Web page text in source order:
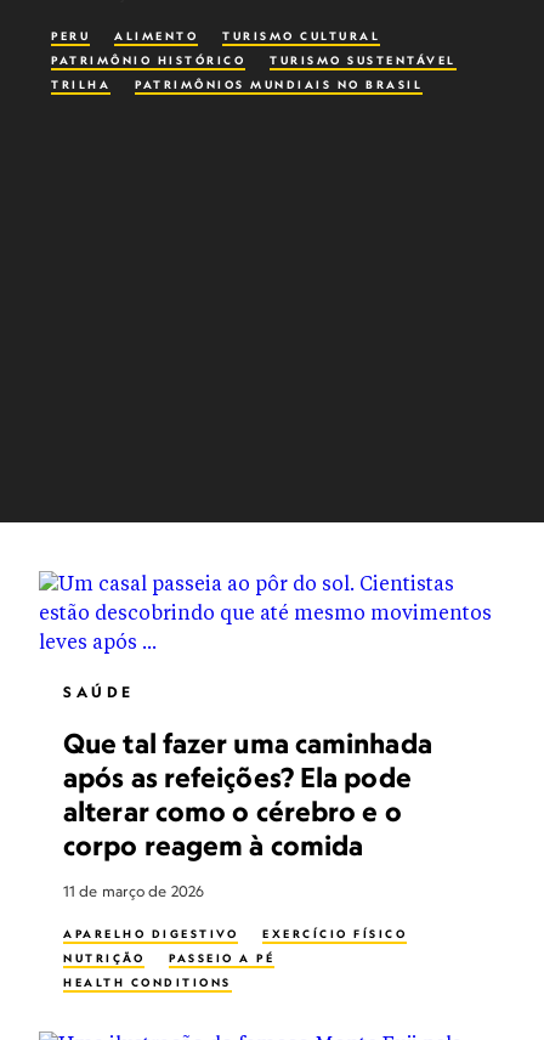
PERU ALIMENTO
TURISMO CULTURAL
PATRIMÔNIO HISTÓRICO
TURISMO SUSTENTÁVEL
TRILHA
PATRIMÔNIOS MUNDIAIS NO BRASIL
SAÚDE
Que tal fazer uma caminhada
após as refeições? Ela pode
alterar como o cérebro e o
corpo reagem à comida
11 de março de 2026
APARELHO DIGESTIVO
EXERCÍCIO FÍSICO
NUTRIÇÃO
PASSEIO A PÉ
HEALTH CONDITIONS